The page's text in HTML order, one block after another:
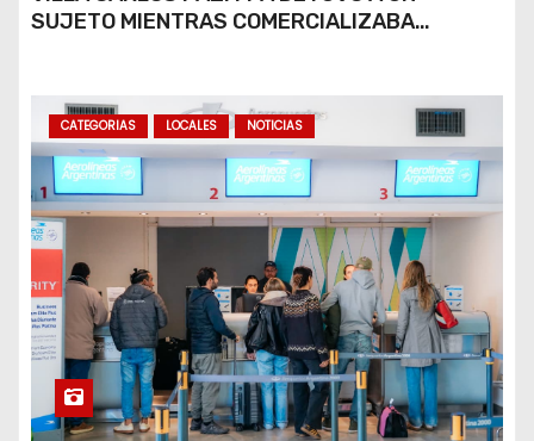
SUJETO MIENTRAS COMERCIALIZABA
CATEGORIAS LOCALES NOTICIAS